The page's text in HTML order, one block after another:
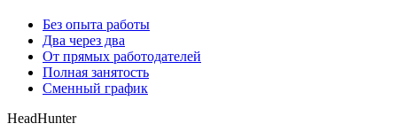
Без опыта работы
Два через два
От прямых работодателей
Полная занятость
Сменный график
HeadHunter